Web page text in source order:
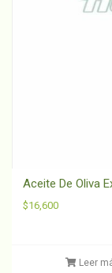
Aceite De Oliva
$16,600
Leer